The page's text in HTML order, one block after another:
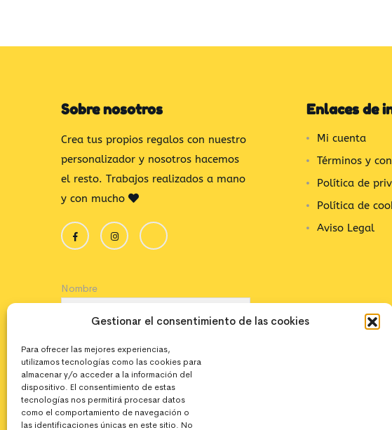
Gestionar el consentimiento de las cookies
Para ofrecer las mejores experiencias,
utilizamos tecnologías como las cookies para
almacenar y/o acceder a la información del
dispositivo. El consentimiento de estas
tecnologías nos permitirá procesar datos
como el comportamiento de navegación o
las identificaciones únicas en este sitio. No
Sobre nosotros
Crea tus propios regalos con nuestro
personalizador y nosotros hacemos
el resto. Trabajos realizados a mano
y con mucho
Nombre
Acepto la política de privacidad
Enlaces de
Mi cuenta
Términos y
Política de
Política de
Aviso Legal